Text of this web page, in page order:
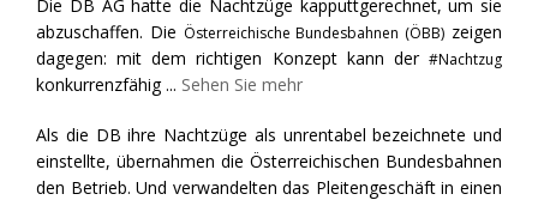
Die DB AG hatte die Nachtzüge kapputtgerechnet, um sie
abzuschaffen. Die Österreichische Bundesbahnen (ÖBB) zeigen
dagegen: mit dem richtigen Konzept kann der #Nachtzug
konkurrenzfähig ... Sehen Sie mehr
Als die DB ihre Nachtzüge als unrentabel bezeichnete und
einstellte, übernahmen die Österreichischen Bundesbahnen
den Betrieb. Und verwandelten das Pleitengeschäft in einen